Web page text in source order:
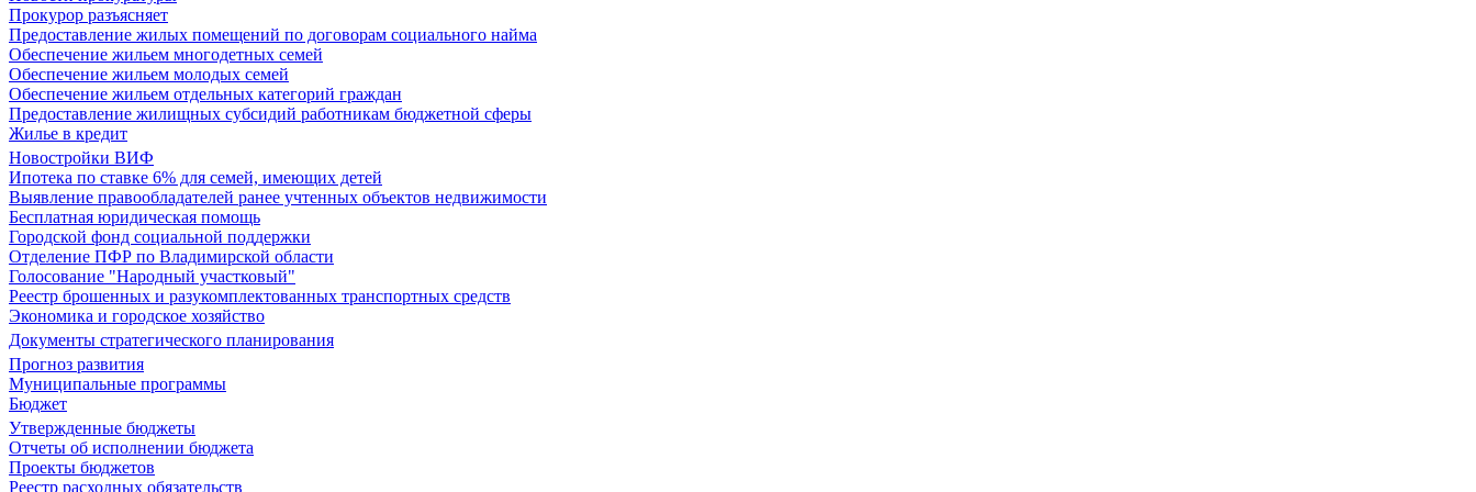
Прокурор разъясняет
Предоставление жилых помещений по договорам социального найма
Обеспечение жильем многодетных семей
Обеспечение жильем молодых семей
Обеспечение жильем отдельных категорий граждан
Предоставление жилищных субсидий работникам бюджетной сферы
Жилье в кредит
Новостройки ВИФ
Ипотека по ставке 6% для семей, имеющих детей
Выявление правообладателей ранее учтенных объектов недвижимости
Бесплатная юридическая помощь
Городской фонд социальной поддержки
Отделение ПФР по Владимирской области
Голосование "Народный участковый"
Реестр брошенных и разукомплектованных транспортных средств
Экономика и городское хозяйство
Документы стратегического планирования
Прогноз развития
Муниципальные программы
Бюджет
Утвержденные бюджеты
Отчеты об исполнении бюджета
Проекты бюджетов
Реестр расходных обязательств